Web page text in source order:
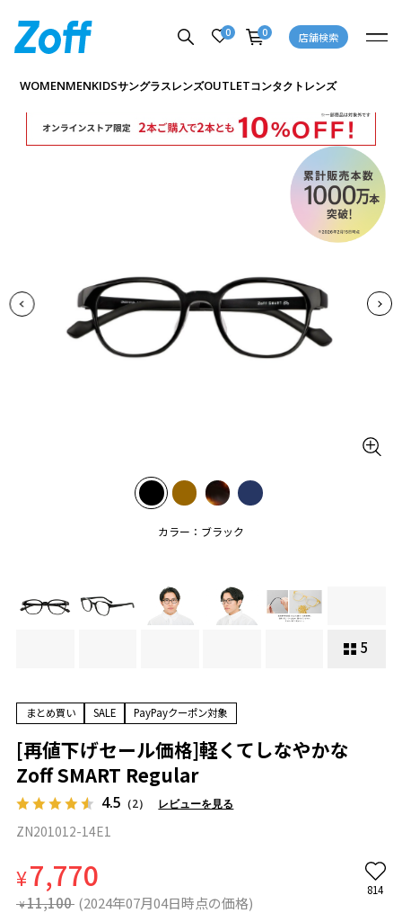
0 0 店舗検索
WOMENMENKIDSサングラスレンズOUTLETコンタクトレンズ
カラー：ブラック
5
商品詳細ページへ
まとめ買い SALE PayPayクーポン対象
[再値下げセール価格]軽くてしなやかな
Zoff SMART Regular
4.5 （2） レビューを見る
ZN201012-14E1
¥7,770
¥ 11,100 (2024年07月04日時点の価格)
814